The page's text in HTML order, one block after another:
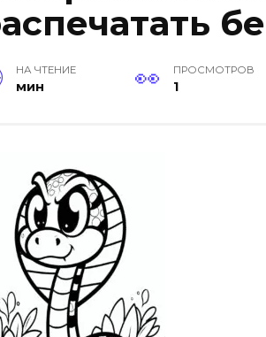
НА ЧТЕНИЕ
мин
ПРОСМОТРОВ
1